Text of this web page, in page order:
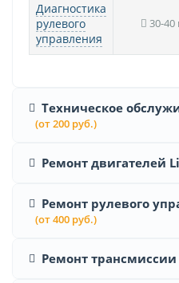
Диагностика
рулевого
управления
30-
Техническое
(от 200 руб.)
Ремонт двигателей
Ремонт рулевого
(от 400 руб.)
Ремонт трансмиссии